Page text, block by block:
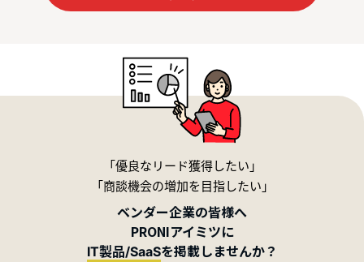
「優良なリード獲得したい」
「商談機会の増加を目指したい」
ベンダー企業の皆様へ
PRONIアイミツに
IT製品/SaaSを掲載しませんか？